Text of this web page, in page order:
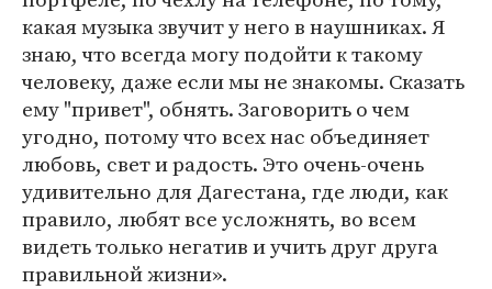
какая музыка звучит у него в наушниках. Я
знаю, что всегда могу подойти к такому
человеку, даже если мы не знакомы. Сказать
ему "привет", обнять. Заговорить о чем
угодно, потому что всех нас объединяет
любовь, свет и радость. Это очень-очень
удивительно для Дагестана, где люди, как
правило, любят все усложнять, во всем
видеть только негатив и учить друг друга
правильной жизни».